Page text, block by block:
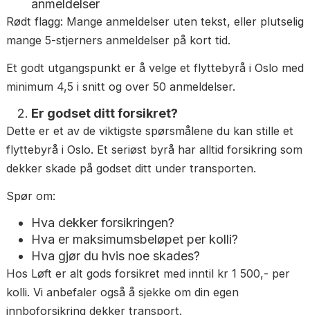
Se etter:
Konkrete historier om hva som gikk bra
Navn på ansatte som ble nevnt positivt
Hvordan byrået responderer på negative
anmeldelser
Rødt flagg: Mange anmeldelser uten tekst, eller
mange 5-stjerners anmeldelser på kort tid.
Et godt utgangspunkt er å velge et flyttebyrå i
minimum 4,5 i snitt og over 50 anmeldelser.
Er godset ditt forsikret?
Dette er et av de viktigste spørsmålene du kan
flyttebyrå i Oslo. Et seriøst byrå har alltid forsikring
dekker skade på godset ditt under transporten.